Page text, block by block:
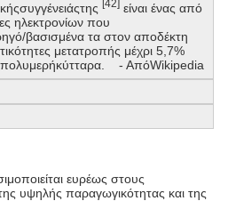
[42] είναι ένας από
ηλεκτρονίων που
βασισμένα τα στον αποδέκτη
μετατροπής μέχρι 5,7%
- ΑπόWikipedia
ευρέως στους
υψηλής παραγωγικότητας και της